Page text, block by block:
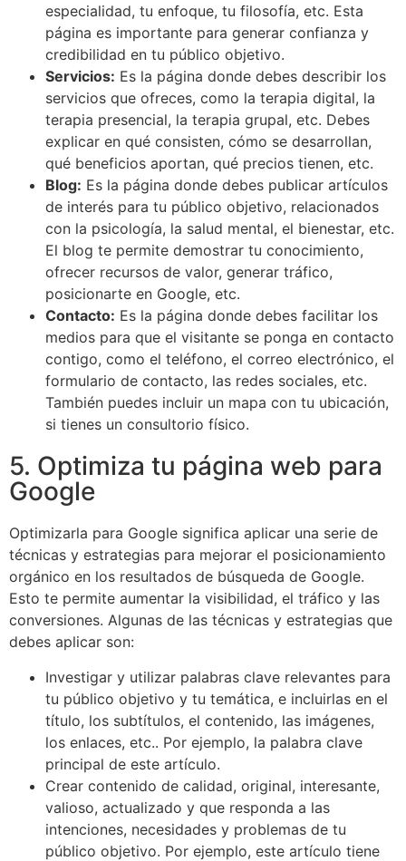
especialidad, tu enfoque, tu filosofía, etc. Esta
página es importante para generar confianza y
credibilidad en tu público objetivo.
Servicios: Es la página donde debes describir los
servicios que ofreces, como la terapia digital, la
terapia presencial, la terapia grupal, etc. Debes
explicar en qué consisten, cómo se desarrollan,
qué beneficios aportan, qué precios tienen, etc.
Blog: Es la página donde debes publicar artículos
de interés para tu público objetivo, relacionados
con la psicología, la salud mental, el bienestar, etc.
El blog te permite demostrar tu conocimiento,
ofrecer recursos de valor, generar tráfico,
posicionarte en Google, etc.
Contacto: Es la página donde debes facilitar los
medios para que el visitante se ponga en contacto
contigo, como el teléfono, el correo electrónico, el
formulario de contacto, las redes sociales, etc.
También puedes incluir un mapa con tu ubicación,
si tienes un consultorio físico.
5. Optimiza tu página web para
Google
Optimizarla para Google significa aplicar una serie de
técnicas y estrategias para mejorar el posicionamiento
orgánico en los resultados de búsqueda de Google.
Esto te permite aumentar la visibilidad, el tráfico y las
conversiones. Algunas de las técnicas y estrategias que
debes aplicar son:
Investigar y utilizar palabras clave relevantes para
tu público objetivo y tu temática, e incluirlas en el
título, los subtítulos, el contenido, las imágenes,
los enlaces, etc.. Por ejemplo, la palabra clave
principal de este artículo.
Crear contenido de calidad, original, interesante,
valioso, actualizado y que responda a las
intenciones, necesidades y problemas de tu
público objetivo. Por ejemplo, este artículo tiene